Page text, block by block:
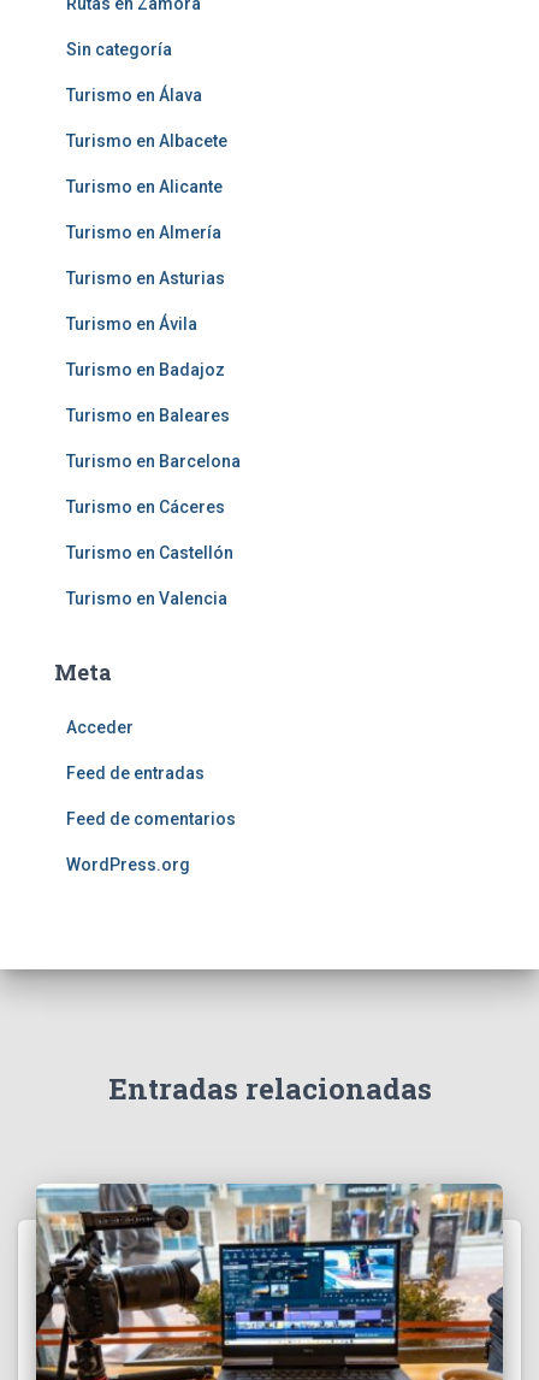
Sin categoría
Turismo en Álava
Turismo en Albacete
Turismo en Alicante
Turismo en Almería
Turismo en Asturias
Turismo en Ávila
Turismo en Badajoz
Turismo en Baleares
Turismo en Barcelona
Turismo en Cáceres
Turismo en Castellón
Turismo en Valencia
Meta
Acceder
Feed de entradas
Feed de comentarios
WordPress.org
Entradas relacionadas